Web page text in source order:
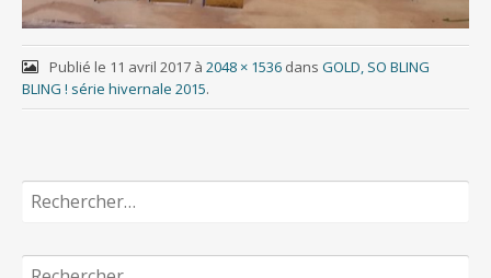
Publié le 11 avril 2017à 2048 × 1536dans GOLD, SO BLING
BLING ! série hivernale 2015.
Rechercher :
Rechercher :